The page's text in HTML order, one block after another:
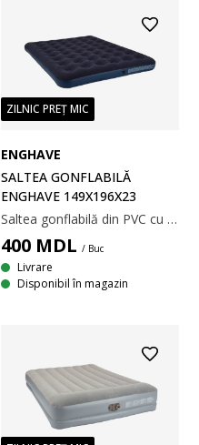
ZILNIC PREȚ MIC
ENGHAVE
SALTEA GONFLABILĂ
ENGHAVE 149X196X23
Saltea gonflabilă din PVC cu o suprafață moale din velur. 149x196x23 cm
400 MDL / Buc
Livrare
Disponibil în magazin